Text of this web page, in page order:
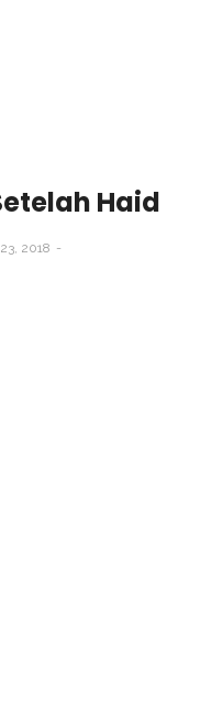
Haid
2018